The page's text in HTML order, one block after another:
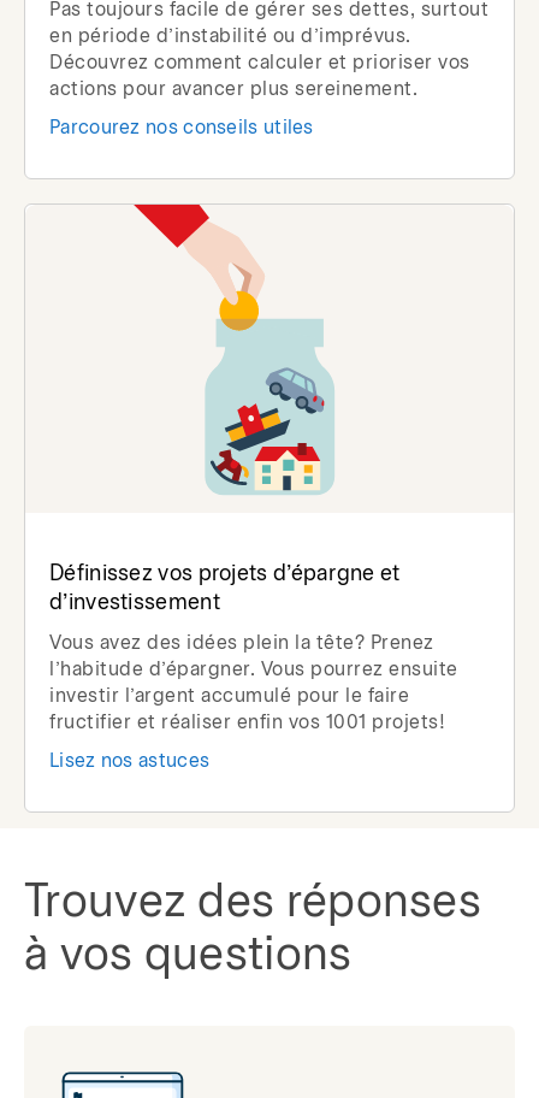
Pas toujours facile de gérer ses dettes, surtout
en période d’instabilité ou d’imprévus.
Découvrez comment calculer et prioriser vos
actions pour avancer plus sereinement.
Parcourez nos conseils utiles
Définissez vos projets d’épargne et
d’investissement
Vous avez des idées plein la tête? Prenez
l’habitude d’épargner. Vous pourrez ensuite
investir l’argent accumulé pour le faire
fructifier et réaliser enfin vos 1001 projets!
Lisez nos astuces
Trouvez des réponses
à vos questions